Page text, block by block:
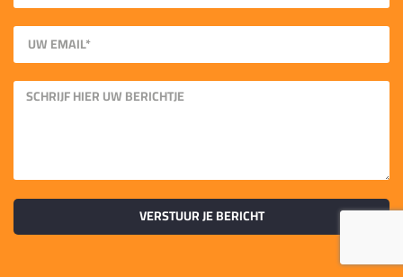
VERSTUUR JE BERICHT